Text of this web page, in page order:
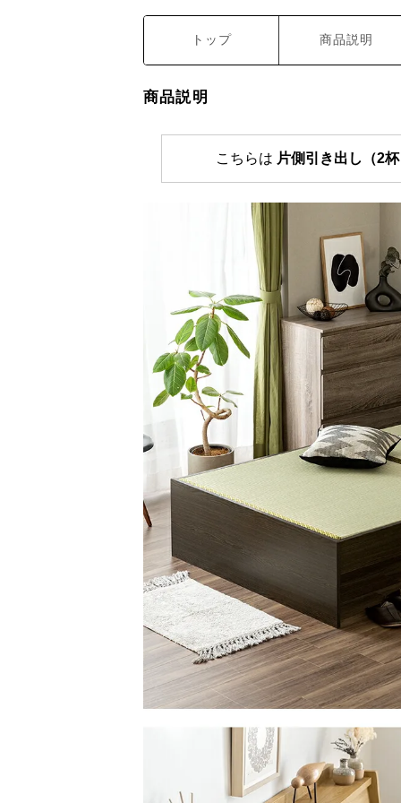
トップ 商品説明
商品説明
こちらは 片側引き出し（2